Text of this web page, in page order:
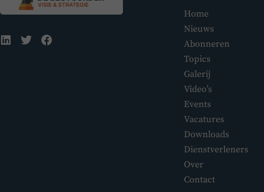
Home
Nieuws
Abonneren
Topics
Galerij
Video’s
Events
Vacatures
Downloads
Dienstverleners
Over
Contact